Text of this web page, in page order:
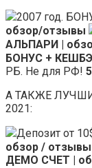
2007 год.
обзор/отзывы
АЛЬПАРИ |
БОНУС +
РБ. Не для РФ!
А ТАКЖЕ
2021:
Депозит от
обзор / отзывы
ДЕМО СЧЕТ |